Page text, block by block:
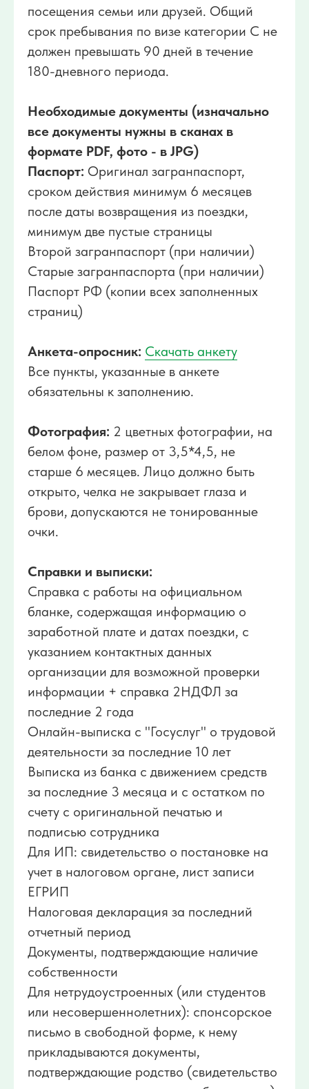
посещения семьи или друзей. Общий
срок пребывания по визе категории С не
должен превышать 90 дней в течение
180-дневного периода.
Необходимые документы (изначально
все документы нужны в сканах в
формате PDF, фото - в JPG)
Паспорт: Оригинал загранпаспорт,
сроком действия минимум 6 месяцев
после даты возвращения из поездки,
минимум две пустые страницы
Второй загранпаспорт (при наличии)
Старые загранпаспорта (при наличии)
Паспорт РФ (копии всех заполненных
страниц)
Анкета-опросник: Скачать анкету
Все пункты, указанные в анкете
обязательны к заполнению.
Фотография: 2 цветных фотографии, на
белом фоне, размер от 3,5*4,5, не
старше 6 месяцев. Лицо должно быть
открыто, челка не закрывает глаза и
брови, допускаются не тонированные
очки.
Справки и выписки:
Справка с работы на официальном
бланке, содержащая информацию о
заработной плате и датах поездки, с
указанием контактных данных
организации для возможной проверки
информации + справка 2НДФЛ за
последние 2 года
Онлайн-выписка с "Госуслуг" о трудовой
деятельности за последние 10 лет
Выписка из банка с движением средств
за последние 3 месяца и с остатком по
счету с оригинальной печатью и
подписью сотрудника
Для ИП: свидетельство о постановке на
учет в налоговом органе, лист записи
ЕГРИП
Налоговая декларация за последний
отчетный период
Документы, подтверждающие наличие
собственности
Для нетрудоустроенных (или студентов
или несовершеннолетних): спонсорское
письмо в свободной форме, к нему
прикладываются документы,
подтверждающие родство (свидетельство